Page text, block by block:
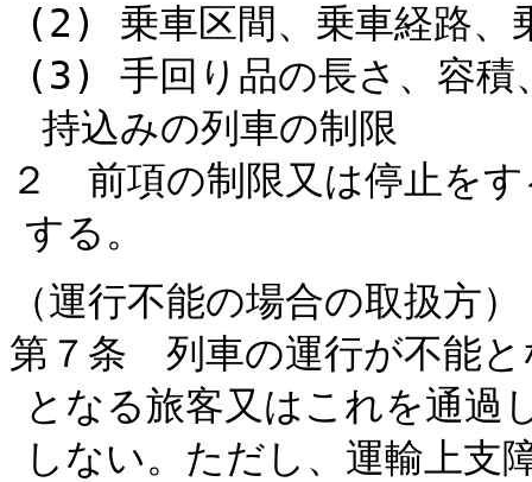
(2) 乗車区間、乗車経路、
(3) 手回り品の長さ、容積
持込みの列車の制限
２ 前項の制限又は停止を
する。
（運行不能の場合の取扱方）
第７条 列車の運行が不能と
となる旅客又はこれを通過
しない。ただし、運輸上支